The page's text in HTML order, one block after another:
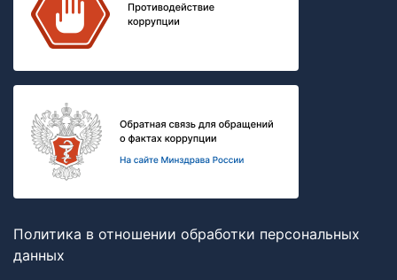
Политика в отношении обработки персональных
данных